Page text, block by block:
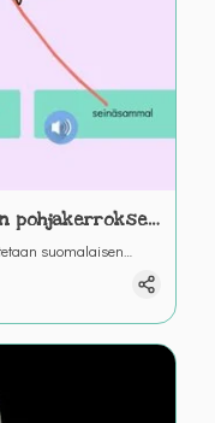
pohjakerroksen
suomalaisen